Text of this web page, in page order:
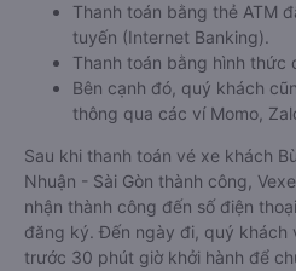
Thanh toán bằng thẻ ATM
tuyến (Internet Banking).
Thanh toán bằng hình thức
Bên cạnh đó, quý khách
thông qua các ví Momo,
Sau khi thanh toán vé xe khách
Nhuận - Sài Gòn thành công,
nhận thành công đến số điện
đăng ký. Đến ngày đi, quý khách
trước 30 phút giờ khởi hành để